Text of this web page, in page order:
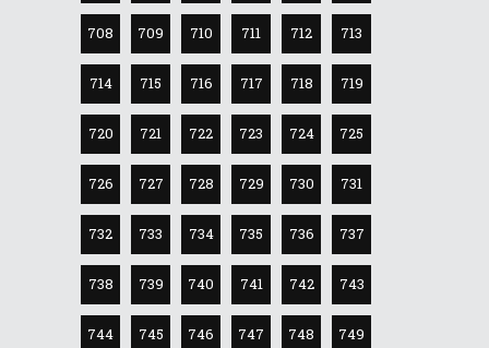
708 709 710 711 712 713
714 715 716 717 718 719
720 721 722 723 724 725
726 727 728 729 730 731
732 733 734 735 736 737
738 739 740 741 742 743
744 745 746 747 748 749